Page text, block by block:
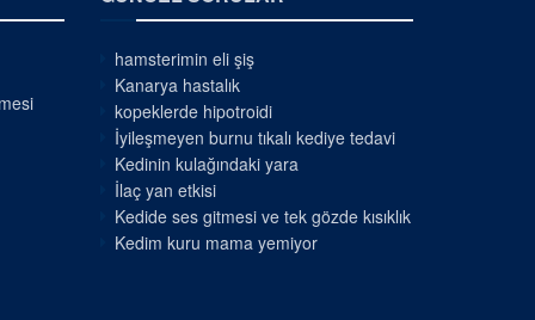
hamsterimin eli şiş
Kanarya hastalık
kopeklerde hipotroidi
İyileşmeyen burnu tıkalı kediye tedavi
Kedinin kulağındaki yara
İlaç yan etkisi
Kedide ses gitmesi ve tek gözde kısıklık
Kedim kuru mama yemiyor